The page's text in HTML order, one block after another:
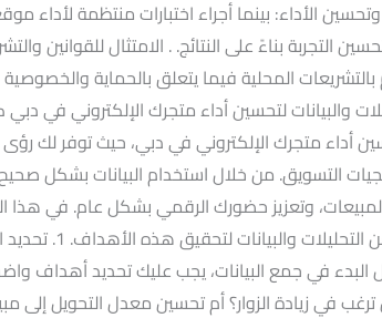
وتحسين الأداء: بينما أجراء اختبارات منتظمة لأداء
التجربة بناءً على النتائج. . الامتثال للقوانين
المحلية فيما يتعلق بالحماية
والبيانات لتحسين أداء متجرك الإلكتروني في دبي
أداء متجرك الإلكتروني في دبي، حيث توفر لك
التسويق. من خلال استخدام البيانات بشكل
المبيعات، وتعزيز حضورك الرقمي بشكل عام. في هذا
على كيفية الاستفادة
البدء في جمع البيانات، يجب عليك تحديد أهداف
في زيادة الزوار؟ أم تحسين معدل التحويل إلى